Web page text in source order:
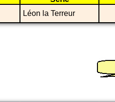
Léon la Terreur